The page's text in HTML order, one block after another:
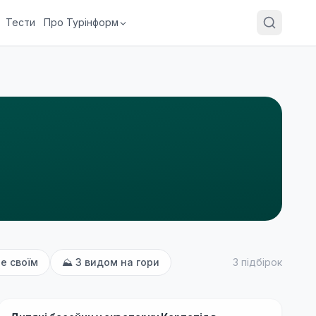
Тести Про Турінформ
своїм ⛰ З видом на гори 3 підбірок